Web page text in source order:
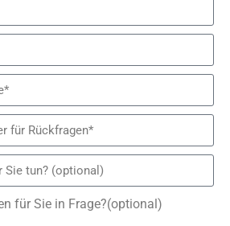
für Sie in Frage?(optional)